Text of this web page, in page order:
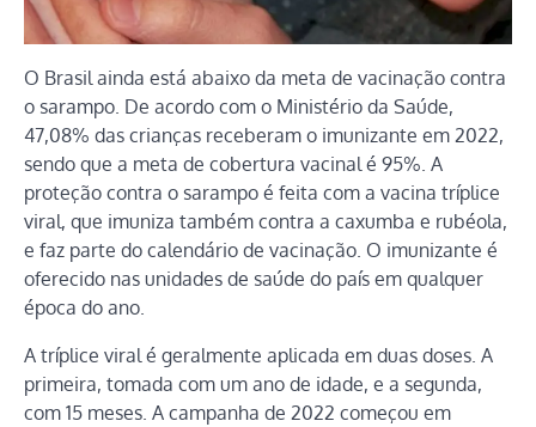
O Brasil ainda está abaixo da meta de vacinação contra
o sarampo. De acordo com o Ministério da Saúde,
47,08% das crianças receberam o imunizante em 2022,
sendo que a meta de cobertura vacinal é 95%. A
proteção contra o sarampo é feita com a vacina tríplice
viral, que imuniza também contra a caxumba e rubéola,
e faz parte do calendário de vacinação. O imunizante é
oferecido nas unidades de saúde do país em qualquer
época do ano.
A tríplice viral é geralmente aplicada em duas doses. A
primeira, tomada com um ano de idade, e a segunda,
com 15 meses. A campanha de 2022 começou em